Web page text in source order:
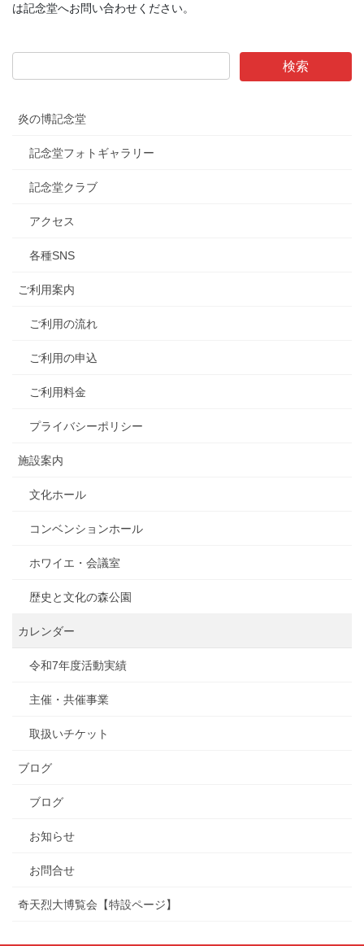
は記念堂へお問い合わせください。
炎の博記念堂
記念堂フォトギャラリー
記念堂クラブ
アクセス
各種SNS
ご利用案内
ご利用の流れ
ご利用の申込
ご利用料金
プライバシーポリシー
施設案内
文化ホール
コンベンションホール
ホワイエ・会議室
歴史と文化の森公園
カレンダー
令和7年度活動実績
主催・共催事業
取扱いチケット
ブログ
ブログ
お知らせ
お問合せ
奇天烈大博覧会【特設ページ】